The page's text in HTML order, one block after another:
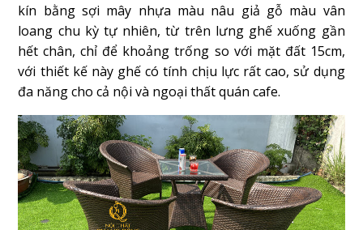
kín bằng sợi mây nhựa màu nâu giả gỗ màu vân
loang chu kỳ tự nhiên, từ trên lưng ghế xuống gần
hết chân, chỉ để khoảng trống so với mặt đất 15cm,
với thiết kế này ghế có tính chịu lực rất cao, sử dụng
đa năng cho cả nội và ngoại thất quán cafe.